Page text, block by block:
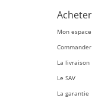
Acheter
Mon espace
Commander
La livraison
Le SAV
La garantie